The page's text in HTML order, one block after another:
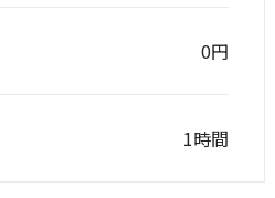
0円
1時間